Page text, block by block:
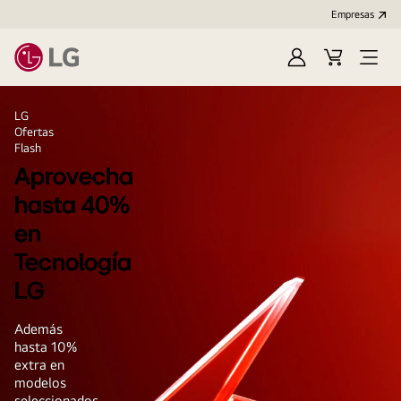
Empresas
Iniciar
Sesión
Carrito
de
Open
Menu
LG
Ofertas
Flash
Aprovecha
hasta 40%
en
Tecnología
LG
Además
hasta 10%
extra en
modelos